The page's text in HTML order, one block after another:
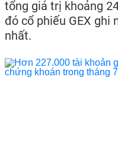
tổng giá trị khoảng
đó cổ phiếu GEX ghi
nhất.